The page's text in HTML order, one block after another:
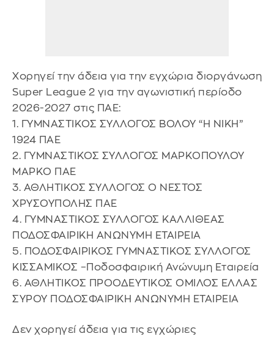
Χορηγεί την άδεια για την εγχώρια διοργάνωση
Super League 2 για την αγωνιστική περίοδο
2026-2027 στις ΠΑΕ:
1. ΓΥΜΝΑΣΤΙΚΟΣ ΣΥΛΛΟΓΟΣ ΒΟΛΟΥ “Η ΝΙΚΗ”
1924 ΠΑΕ
2. ΓΥΜΝΑΣΤΙΚΟΣ ΣΥΛΛΟΓΟΣ ΜΑΡΚΟΠΟΥΛΟΥ
ΜΑΡΚΟ ΠΑΕ
3. ΑΘΛΗΤΙΚΟΣ ΣΥΛΛΟΓΟΣ Ο ΝΕΣΤΟΣ
ΧΡΥΣΟΥΠΟΛΗΣ ΠΑΕ
4. ΓΥΜΝΑΣΤΙΚΟΣ ΣΥΛΛΟΓΟΣ ΚΑΛΛΙΘΕΑΣ
ΠΟΔΟΣΦΑΙΡΙΚΗ ΑΝΩΝΥΜΗ ΕΤΑΙΡΕΙΑ
5. ΠΟΔΟΣΦΑΙΡΙΚΟΣ ΓΥΜΝΑΣΤΙΚΟΣ ΣΥΛΛΟΓΟΣ
ΚΙΣΣΑΜΙΚΟΣ –Ποδοσφαιρική Ανώνυμη Εταιρεία
6. ΑΘΛΗΤΙΚΟΣ ΠΡΟΟΔΕΥΤΙΚΟΣ ΟΜΙΛΟΣ ΕΛΛΑΣ
ΣΥΡΟΥ ΠΟΔΟΣΦΑΙΡΙΚΗ ΑΝΩΝΥΜΗ ΕΤΑΙΡΕΙΑ
Δεν χορηγεί άδεια για τις εγχώριες